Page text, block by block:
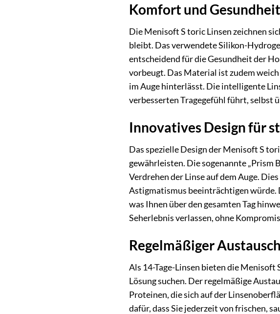
Komfort und
Die Menisoft S toric Linsen zeichnen
bleibt. Das verwendete Silikon-
entscheidend für die Gesundheit der
vorbeugt. Das Material ist zudem
im Auge hinterlässt. Die intelligente
verbesserten Tragegefühl führt, selbst
Innovatives Design für
Das spezielle Design der Menisoft S
gewährleisten. Die sogenannte „Prism
Verdrehen der Linse auf dem Auge.
Astigmatismus beeinträchtigen würde.
was Ihnen über den gesamten Tag
Seherlebnis verlassen, ohne
Regelmäßiger
Als 14-Tage-Linsen bieten die
Lösung suchen. Der regelmäßige
Proteinen, die sich auf der
dafür, dass Sie jederzeit von frischen,